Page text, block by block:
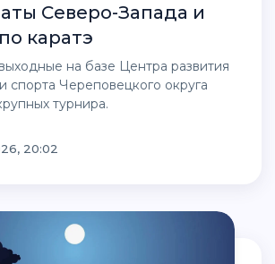
Северо-Запада и
каратэ
спорта Череповецкого округа
турнира.
20:02